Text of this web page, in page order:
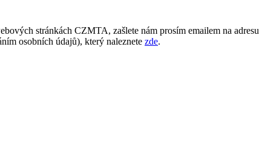
stránkách CZMTA, zašlete nám prosím emailem na adresu
osobních údajů), který naleznete zde.